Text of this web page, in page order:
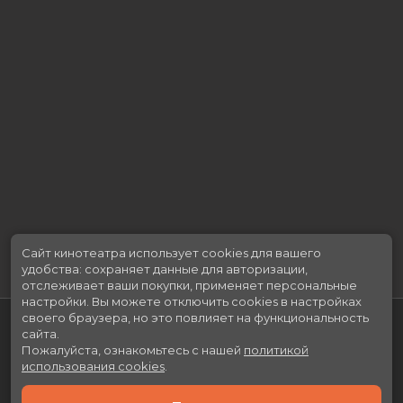
Сайт кинотеатра использует cookies для вашего
удобства: сохраняет данные для авторизации,
отслеживает ваши покупки, применяет персональные
настройки. Вы можете отключить cookies в настройках
своего браузера, но это повлияет на функциональность
сайта.
Пожалуйста, ознакомьтесь с нашей политикой
использования cookies